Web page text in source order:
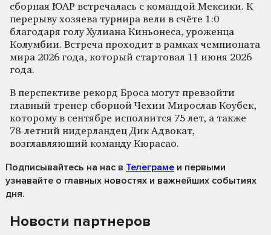
сборная ЮАР встречалась с командой Мексики. К
перерыву хозяева турнира вели в счёте 1:0
благодаря голу Хулиана Киньонеса, уроженца
Колумбии. Встреча проходит в рамках чемпионата
мира 2026 года, который стартовал 11 июня 2026
года.
В перспективе рекорд Броса могут превзойти
главный тренер сборной Чехии Мирослав Коубек,
которому в сентябре исполнится 75 лет, а также
78‑летний нидерландец Дик Адвокат,
возглавляющий команду Кюрасао.
Подписывайтесь на нас в Телеграме и первыми
узнавайте о главных новостях и важнейших событиях
дня.
Новости партнеров